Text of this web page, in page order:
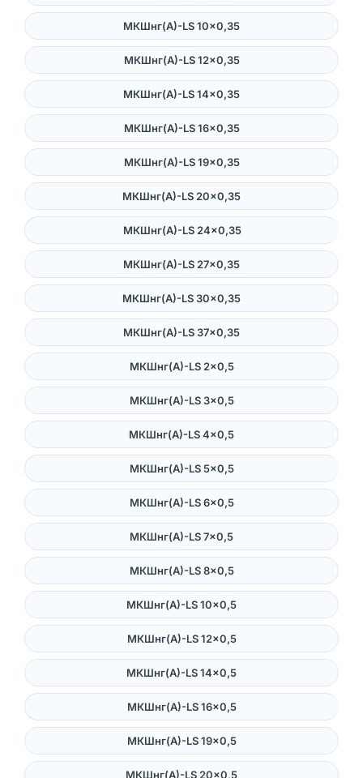
МКШнг(А)-LS 10×0,35
МКШнг(А)-LS 12×0,35
МКШнг(А)-LS 14×0,35
МКШнг(А)-LS 16×0,35
МКШнг(А)-LS 19×0,35
МКШнг(А)-LS 20×0,35
МКШнг(А)-LS 24×0,35
МКШнг(А)-LS 27×0,35
МКШнг(А)-LS 30×0,35
МКШнг(А)-LS 37×0,35
МКШнг(А)-LS 2×0,5
МКШнг(А)-LS 3×0,5
МКШнг(А)-LS 4×0,5
МКШнг(А)-LS 5×0,5
МКШнг(А)-LS 6×0,5
МКШнг(А)-LS 7×0,5
МКШнг(А)-LS 8×0,5
МКШнг(А)-LS 10×0,5
МКШнг(А)-LS 12×0,5
МКШнг(А)-LS 14×0,5
МКШнг(А)-LS 16×0,5
МКШнг(А)-LS 19×0,5
МКШнг(А)-LS 20×0,5